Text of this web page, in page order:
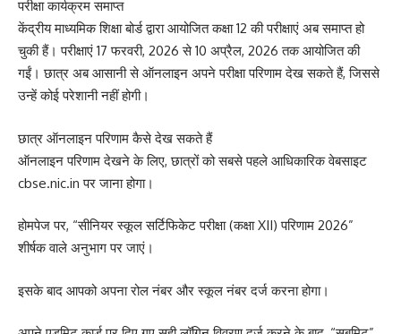
परीक्षा कार्यक्रम समाप्त
केंद्रीय माध्यमिक शिक्षा बोर्ड द्वारा आयोजित कक्षा 12 की परीक्षाएं अब समाप्त हो
चुकी हैं। परीक्षाएं 17 फरवरी, 2026 से 10 अप्रैल, 2026 तक आयोजित की
गईं। छात्र अब आसानी से ऑनलाइन अपने परीक्षा परिणाम देख सकते हैं, जिससे
उन्हें कोई परेशानी नहीं होगी।
छात्र ऑनलाइन परिणाम कैसे देख सकते हैं
ऑनलाइन परिणाम देखने के लिए, छात्रों को सबसे पहले आधिकारिक वेबसाइट
cbse.nic.in पर जाना होगा।
होमपेज पर, “सीनियर स्कूल सर्टिफिकेट परीक्षा (कक्षा XII) परिणाम 2026”
शीर्षक वाले अनुभाग पर जाएं।
इसके बाद आपको अपना रोल नंबर और स्कूल नंबर दर्ज करना होगा।